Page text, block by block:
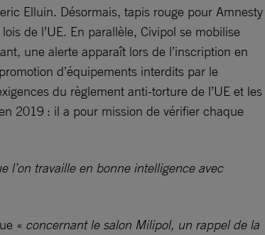
Elluin. Désormais, tapis rouge pour Amnesty
de l’UE. En parallèle, Civipol se mobilise
une alerte apparaît lors de l’inscription en
d’équipements interdits par le
du règlement anti-torture de l’UE et les
2019 : il a pour mission de vérifier chaque
l’on travaille en bonne intelligence avec
« concernant le salon Milipol, un rappel de la